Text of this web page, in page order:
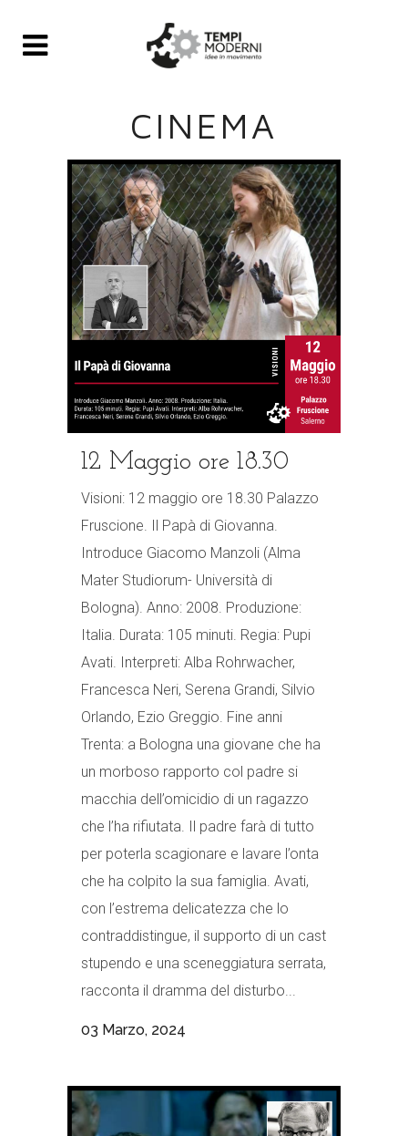
CINEMA
12 Maggio ore 18.30
Visioni: 12 maggio ore 18.30 Palazzo
Fruscione. Il Papà di Giovanna.
Introduce Giacomo Manzoli (Alma
Mater Studiorum- Università di
Bologna). Anno: 2008. Produzione:
Italia. Durata: 105 minuti. Regia: Pupi
Avati. Interpreti: Alba Rohrwacher,
Francesca Neri, Serena Grandi, Silvio
Orlando, Ezio Greggio. Fine anni
Trenta: a Bologna una giovane che ha
un morboso rapporto col padre si
macchia dell’omicidio di un ragazzo
che l’ha rifiutata. Il padre farà di tutto
per poterla scagionare e lavare l’onta
che ha colpito la sua famiglia. Avati,
con l’estrema delicatezza che lo
contraddistingue, il supporto di un cast
stupendo e una sceneggiatura serrata,
racconta il dramma del disturbo...
03 Marzo, 2024